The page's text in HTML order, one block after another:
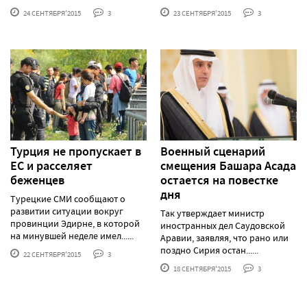
24 СЕНТЯБРЯ'2015 3 23 СЕНТЯБРЯ'2015 3
Турция не пропускает в
ЕС и расселяет
беженцев
Турецкие СМИ сообщают о
развитии ситуации вокруг
провинции Эдирне, в которой
на минувшей неделе имел......
22 СЕНТЯБРЯ'2015 3
Военный сценарий
смещения Башара Асада
остается на повестке
дня
Так утверждает министр
иностранных дел Саудовской
Аравии, заявляя, что рано или
поздно Сирия остан......
18 СЕНТЯБРЯ'2015 3